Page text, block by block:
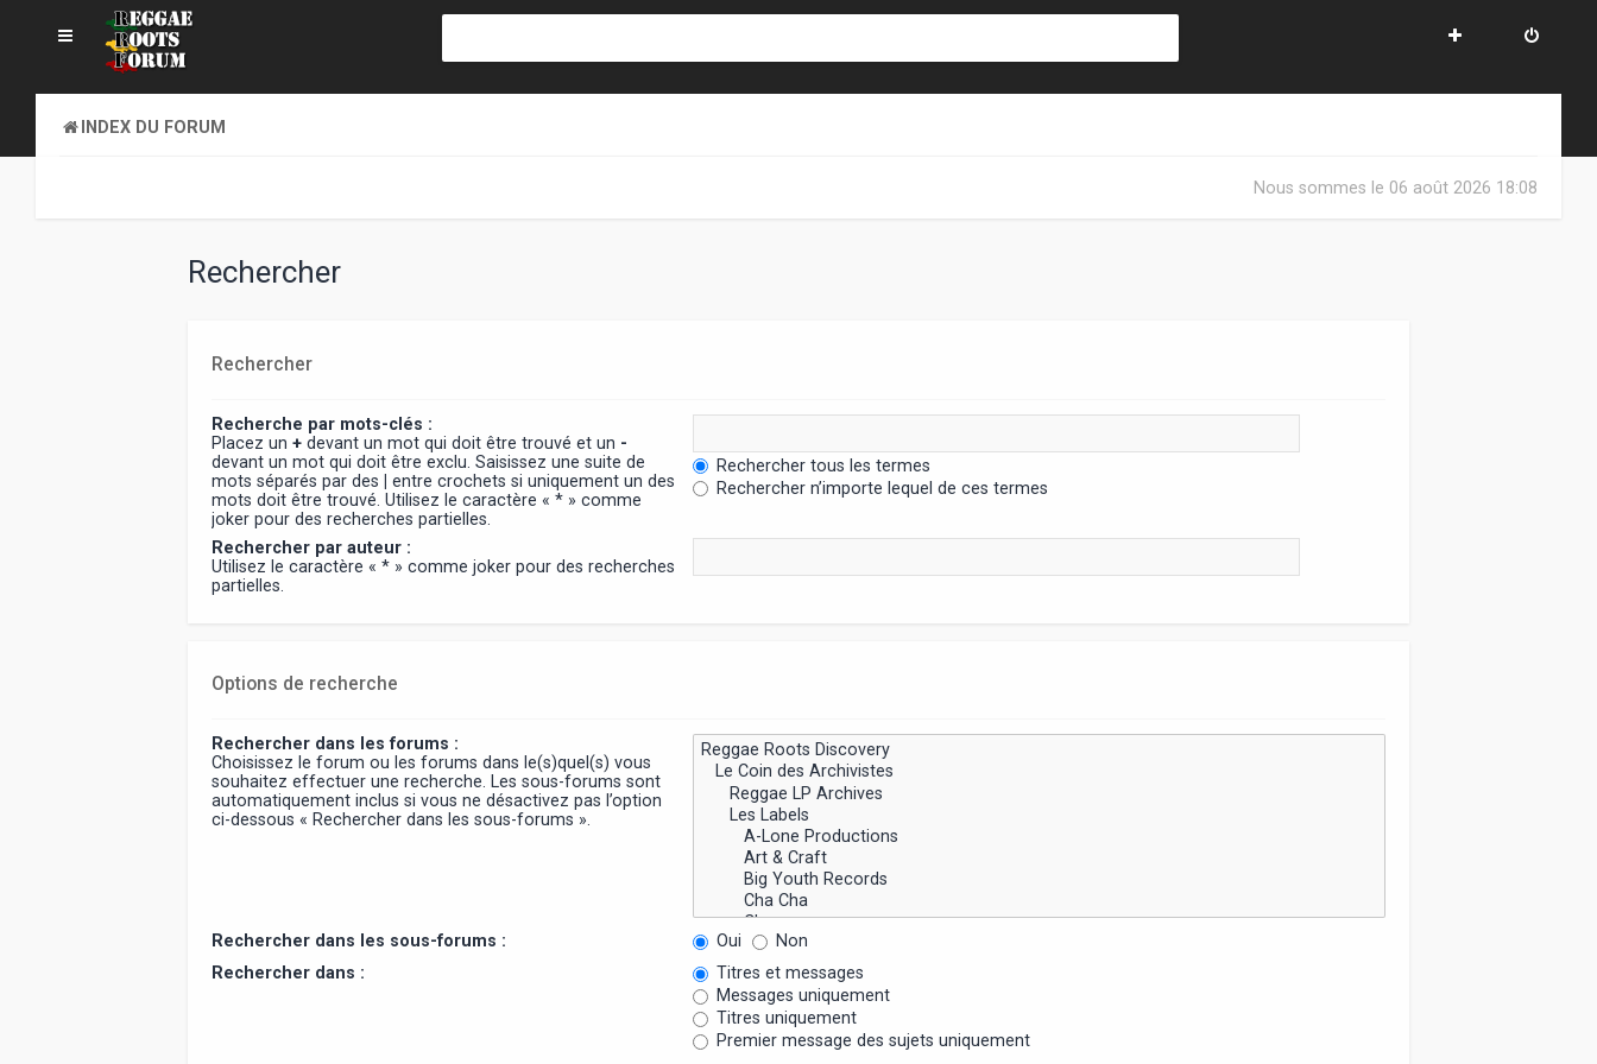
INDEX DU FORUM
Nous sommes le 06 août 2026 18:08
Rechercher
Rechercher
Recherche par mots-clés :
Placez un+ devant un mot qui doit être trouvé et un -
devant un mot qui doit être exclu. Saisissez une suite de
mots séparés par des| entre crochets si uniquement un des
mots doit être trouvé. Utilisez le caractère « * » comme
joker pour des recherches partielles.
Rechercher tous les termes
Rechercher n’importe lequel de ces termes
Rechercher par auteur :
Utilisez le caractère « * » comme joker pour des recherches
partielles.
Options de recherche
Rechercher dans les forums :
Choisissez le forum ou les forums dans le(s)quel(s) vous
souhaitez effectuer une recherche. Les sous-forums sont
automatiquement inclus si vous ne désactivez pas l’option
ci-dessous « Rechercher dans les sous-forums ».
Rechercher dans les sous-forums : Oui
Non
Rechercher dans :
Titres et messages
Messages uniquement
Titres uniquement
Premier message des sujets uniquement